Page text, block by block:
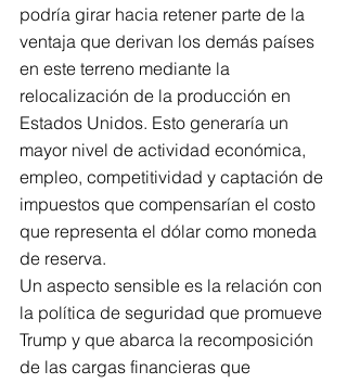
podría girar hacia retener parte de la
ventaja que derivan los demás países
en este terreno mediante la
relocalización de la producción en
Estados Unidos. Esto generaría un
mayor nivel de actividad económica,
empleo, competitividad y captación de
impuestos que compensarían el costo
que representa el dólar como moneda
de reserva.
Un aspecto sensible es la relación con
la política de seguridad que promueve
Trump y que abarca la recomposición
de las cargas financieras que